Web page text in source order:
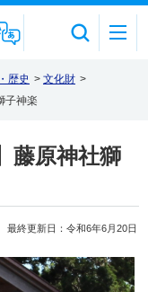
Foreign Language
歴史 > 文化財 >
子神楽
藤原神社獅
最終更新日：令和6年6月20日